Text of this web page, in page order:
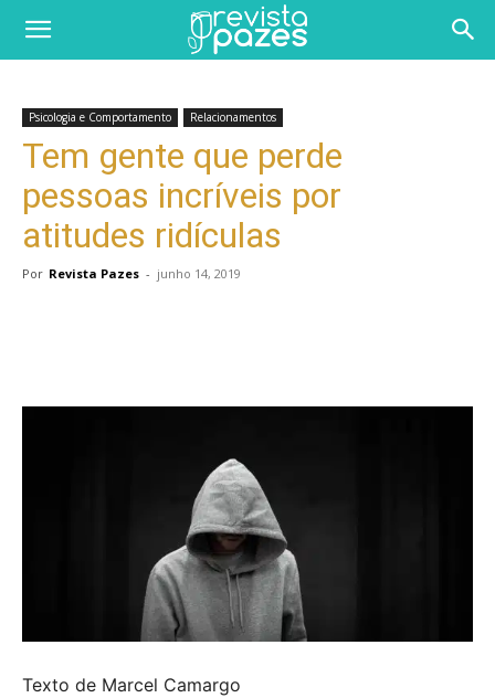
Psicologia e Comportamento Relacionamentos
Tem gente que perde
pessoas incríveis por
atitudes ridículas
Por Revista Pazes - junho 14, 2019
Texto de Marcel Camargo